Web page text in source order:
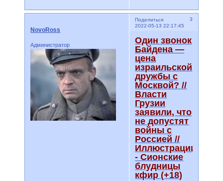
Поделиться
3
2022-05-13 22:17:45
NovoRoss
Администратор
Один звонок
Байдена —
цена
израильской
дружбы с
Москвой? //
Власти
Грузии
заявили, что
не допустят
войны с
Россией //
Иллюстрации
- Сионские
блудницы
кфир (+18)